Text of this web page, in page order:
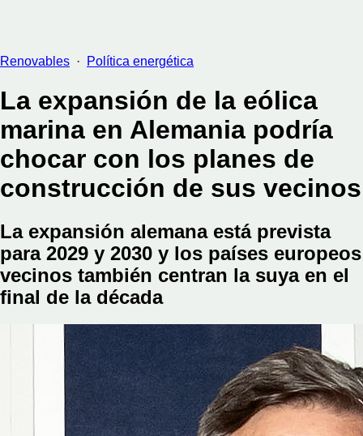
Renovables · Política energética
La expansión de la eólica
marina en Alemania podría
chocar con los planes de
construcción de sus vecinos
La expansión alemana está prevista
para 2029 y 2030 y los países europeos
vecinos también centran la suya en el
final de la década